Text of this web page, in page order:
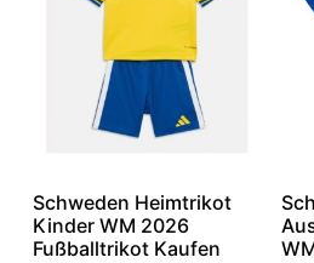
Schweden Heimtrikot
Kinder WM 2026
Fußballtrikot Kaufen